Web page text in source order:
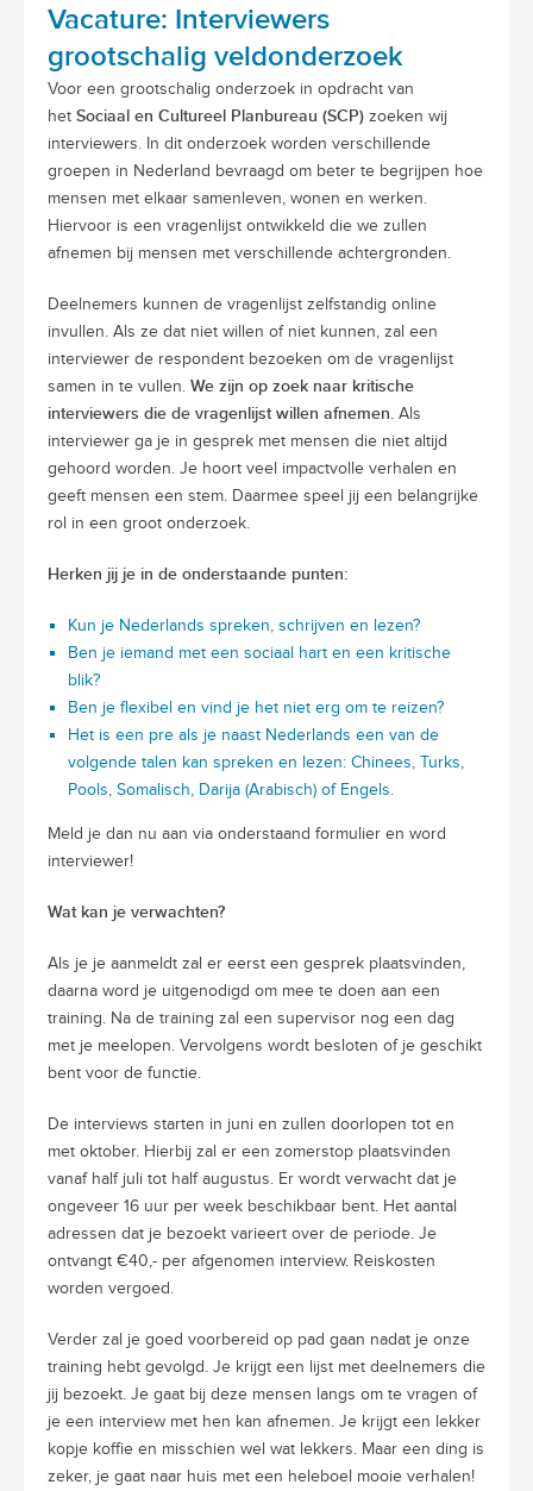
Vacature: Interviewers
grootschalig veldonderzoek
Voor een grootschalig onderzoek in opdracht van
het Sociaal en Cultureel Planbureau (SCP) zoeken wij
interviewers. In dit onderzoek worden verschillende
groepen in Nederland bevraagd om beter te begrijpen hoe
mensen met elkaar samenleven, wonen en werken.
Hiervoor is een vragenlijst ontwikkeld die we zullen
afnemen bij mensen met verschillende achtergronden.
Deelnemers kunnen de vragenlijst zelfstandig online
invullen. Als ze dat niet willen of niet kunnen, zal een
interviewer de respondent bezoeken om de vragenlijst
samen in te vullen. We zijn op zoek naar kritische
interviewers die de vragenlijst willen afnemen. Als
interviewer ga je in gesprek met mensen die niet altijd
gehoord worden. Je hoort veel impactvolle verhalen en
geeft mensen een stem. Daarmee speel jij een belangrijke
rol in een groot onderzoek.
Herken jij je in de onderstaande punten:
Kun je Nederlands spreken, schrijven en lezen?
Ben je iemand met een sociaal hart en een kritische
blik?
Ben je flexibel en vind je het niet erg om te reizen?
Het is een pre als je naast Nederlands een van de
volgende talen kan spreken en lezen: Chinees, Turks,
Pools, Somalisch, Darija (Arabisch) of Engels.
Meld je dan nu aan via onderstaand formulier en word
interviewer!
Wat kan je verwachten?
Als je je aanmeldt zal er eerst een gesprek plaatsvinden,
daarna word je uitgenodigd om mee te doen aan een
training. Na de training zal een supervisor nog een dag
met je meelopen. Vervolgens wordt besloten of je geschikt
bent voor de functie.
De interviews starten in juni en zullen doorlopen tot en
met oktober. Hierbij zal er een zomerstop plaatsvinden
vanaf half juli tot half augustus. Er wordt verwacht dat je
ongeveer 16 uur per week beschikbaar bent. Het aantal
adressen dat je bezoekt varieert over de periode. Je
ontvangt €40,- per afgenomen interview. Reiskosten
worden vergoed.
Verder zal je goed voorbereid op pad gaan nadat je onze
training hebt gevolgd. Je krijgt een lijst met deelnemers die
jij bezoekt. Je gaat bij deze mensen langs om te vragen of
je een interview met hen kan afnemen. Je krijgt een lekker
kopje koffie en misschien wel wat lekkers. Maar een ding is
zeker, je gaat naar huis met een heleboel mooie verhalen!